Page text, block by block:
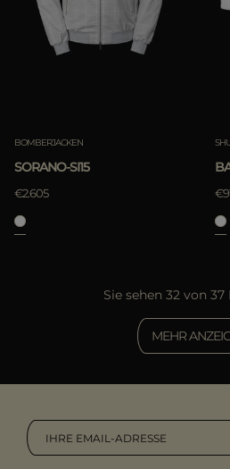
BOMBERJACKEN
SORANO-SI15
€2.605
Sie sehen 32 von
MEHR